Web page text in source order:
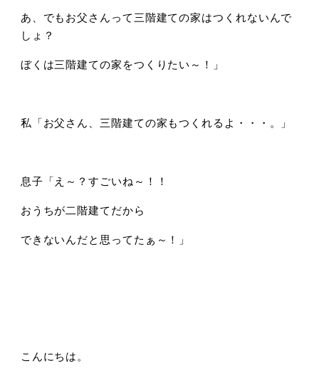
あ、でもお父さんって三階建ての家はつくれないんで
しょ？
ぼくは三階建ての家をつくりたい～！」
私「お父さん、三階建ての家もつくれるよ・・・。」
息子「え～？すごいね～！！
おうちが二階建てだから
できないんだと思ってたぁ～！」
こんにちは。